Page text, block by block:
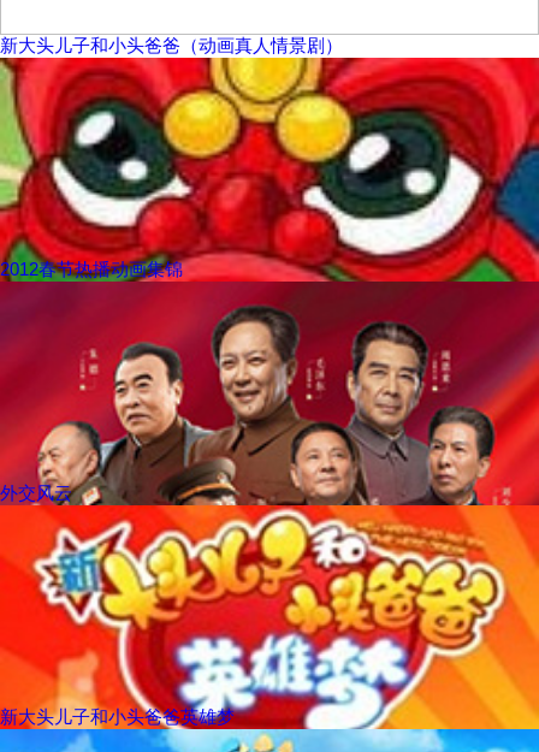
新大头儿子和小头爸爸（动画真人情景剧）
2012春节热播动画集锦
外交风云
新大头儿子和小头爸爸英雄梦